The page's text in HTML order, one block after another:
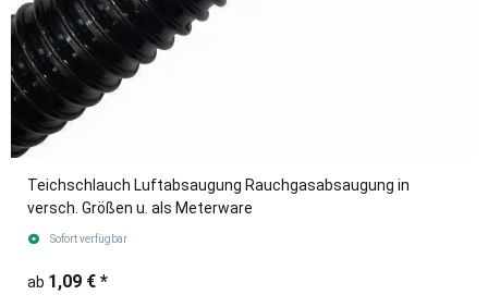
Teichschlauch Luftabsaugung Rauchgasabsaugung in
versch. Größen u. als Meterware
Sofort verfügbar
ab 1,09 € *